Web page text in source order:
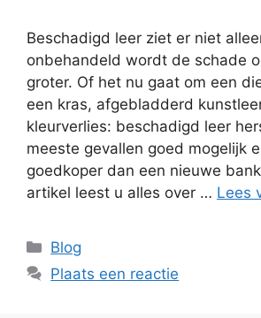
Beschadigd leer ziet er niet
onbehandeld wordt de schade
groter. Of het nu gaat om een
een kras, afgebladderd
kleurverlies: beschadigd leer
meeste gevallen goed mogelijk
goedkoper dan een nieuwe
artikel leest u alles over … Lees
Categorieën
Blog
Plaats een reactie